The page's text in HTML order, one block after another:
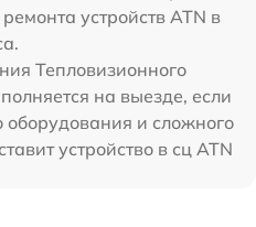
устройств ATN в
Тепловизионного
на выезде, если
оборудования и сложного
устройство в сц ATN